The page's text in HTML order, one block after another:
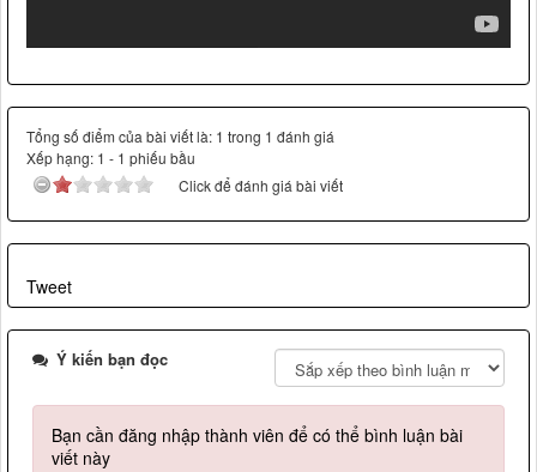
Tổng số điểm của bài viết là: 1 trong 1 đánh giá
Xếp hạng: 1 - 1 phiếu bầu
Click để đánh giá bài viết
Tweet
Ý kiến bạn đọc
Bạn cần đăng nhập thành viên để có thể bình luận bài
viết này